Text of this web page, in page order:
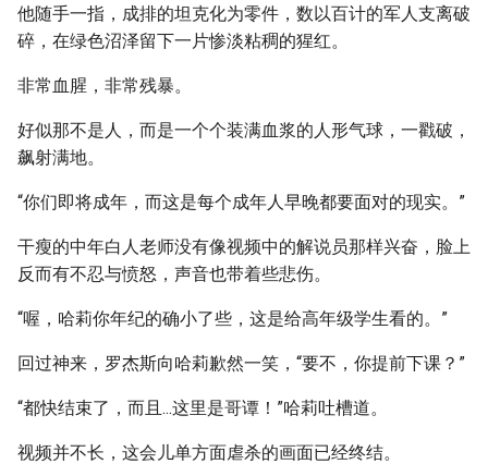
他随手一指，成排的坦克化为零件，数以百计的军人支离破
碎，在绿色沼泽留下一片惨淡粘稠的猩红。
非常血腥，非常残暴。
好似那不是人，而是一个个装满血浆的人形气球，一戳破，
飙射满地。
“你们即将成年，而这是每个成年人早晚都要面对的现实。”
干瘦的中年白人老师没有像视频中的解说员那样兴奋，脸上
反而有不忍与愤怒，声音也带着些悲伤。
“喔，哈莉你年纪的确小了些，这是给高年级学生看的。”
回过神来，罗杰斯向哈莉歉然一笑，“要不，你提前下课？”
“都快结束了，而且...这里是哥谭！”哈莉吐槽道。
视频并不长，这会儿单方面虐杀的画面已经终结。